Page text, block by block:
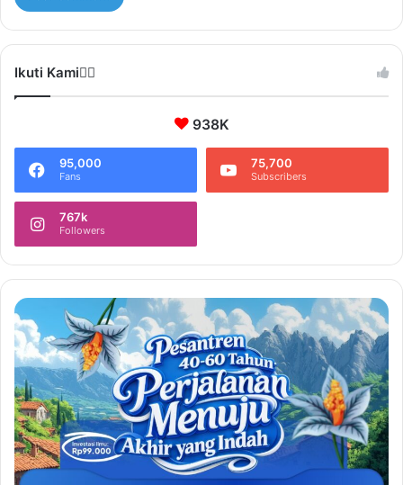
Ikuti Kami❤️‍🔥
938K
95,000
Fans
75,700
Subscribers
767k
Followers